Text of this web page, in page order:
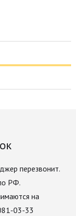
перезвонит.
РФ.
на
03-33